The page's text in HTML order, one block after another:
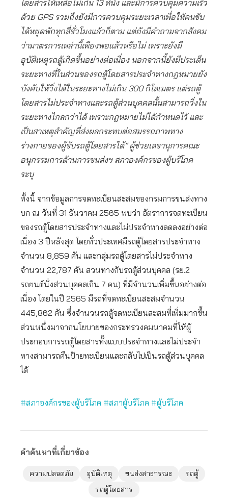
โดยสารให้เหลือไม่เกิน 13 ที่นั่ง และมีการควบคุมความเร็ว
ด้วย GPS รวมถึงยังมีการควบคุมระยะเวลาเพื่อให้คนขับ
ได้หยุดพักทุกสี่ชั่วโมงแล้วก็ตาม แต่ยังมีคำถามจากสังคม
ว่ามาตรการเหล่านี้เพียงพอแล้วหรือไม่ เพราะยังมี
อุบัติเหตุรถตู้เกิดขึ้นอย่างต่อเนื่อง นอกจากนี้ยังมีประเด็น
ระยะทางที่ในส่วนของรถตู้โดยสารประจำทางกฎหมายยัง
บังคับให้วิ่งได้ในระยะทางไม่เกิน 300 กิโลเมตร แต่รถตู้
โดยสารไม่ประจำทางและรถตู้ส่วนบุคคลนั้นสามารถวิ่งใน
ระยะทางไกลกว่าได้ เพราะกฎหมายไม่ได้กำหนดไว้ และ
เป็นสาเหตุสำคัญที่ส่งผลกระทบต่อสมรรถภาพทาง
ร่างกายของผู้ขับรถตู้โดยสารได้” ผู้ช่วยเลขานุการคณะ
อนุกรรมการด้านการขนส่งฯ สภาองค์กรของผู้บริโภค
ระบุ
ทั้งนี้ จากข้อมูลการจดทะเบียนสะสมของกรมการขนส่งทาง
บก ณ วันที่ 31 ธันวาคม 2565 พบว่า อัตราการจดทะเบียน
ของรถตู้โดยสารประจำทางและไม่ประจำทางลดลงอย่างต่อ
เนื่อง 3 ปีหลังสุด โดยทั่วประเทศมีรถตู้โดยสารประจำทาง
จำนวน 8,859 คัน และกลุ่มรถตู้โดยสารไม่ประจำทาง
จำนวน 22,787 คัน สวนทางกับรถตู้ส่วนบุคคล (รย.2
รถยนต์นั่งส่วนบุคคลเกิน 7 คน) ที่มีจำนวนเพิ่มขึ้นอย่างต่อ
เนื่อง โดยในปี 2565 มีรถที่จดทะเบียนสะสมจำนวน
445,862 คัน ซึ่งจำนวนรถตู้จดทะเบียนสะสมที่เพิ่มมากขึ้น
ส่วนหนึ่งมาจากนโยบายของกระทรวงคมนาคมที่ให้ผู้
ประกอบการรถตู้โดยสารทั้งแบบประจำทางและไม่ประจำ
ทางสามารถคืนป้ายทะเบียนและกลับไปเป็นรถตู้ส่วนบุคคล
ได้
#สภาองค์กรของผู้บริโภค #สภาผู้บริโภค #ผู้บริโภค
คำค้นหาที่เกี่ยวข้อง
ความปลอดภัย อุบัติเหตุ ขนส่งสาธารณะ
รถตู้
รถตู้โดยสาร